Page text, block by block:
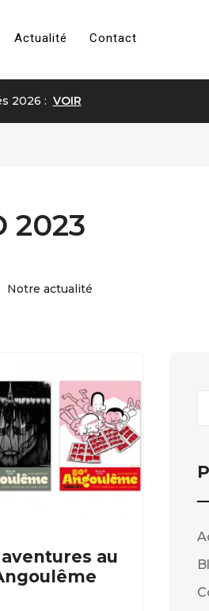
Actualité Contact
2026 : VOIR
2023
Notre actualité
au